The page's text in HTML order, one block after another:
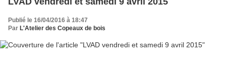
Publié le 16/04/2016 à 18:47
Par L'Atelier des Copeaux de bois